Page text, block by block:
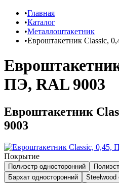
Главная
Каталог
Металлоштакетник
Евроштакетник Classic,
ПЭ, RAL 9003
Евроштакетник
9003
Покрытие
Полиэстр односторонний
Бархат односторонний
Steelwood